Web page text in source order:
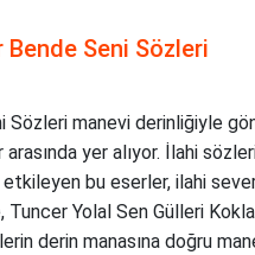
Bende Seni Sözleri
Sözleri manevi derinliğiyle
yer alıyor. İlahi
bu eserler, ilahi
Yolal Sen Gülleri
derin manasına doğru